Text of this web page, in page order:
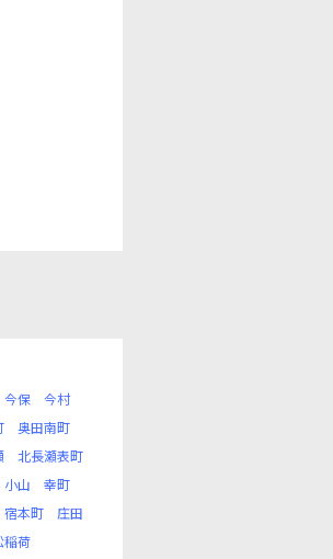
今保
今村
奥田南町
北長瀬表町
小山
幸町
宿本町
庄田
稲荷